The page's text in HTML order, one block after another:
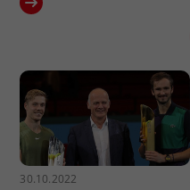
30.10.2022